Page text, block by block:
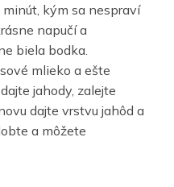
kým sa nespraví
napučí a
biela bodka.
mlieko a ešte
jahody, zalejte
dajte vrstvu jahôd a
a môžete